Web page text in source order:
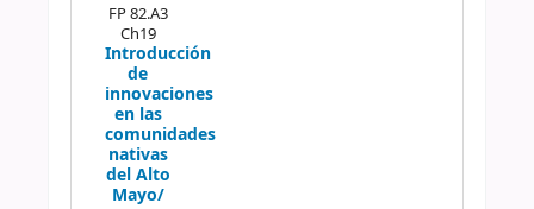
FP 82.A3
Ch19
Introducción
de
innovaciones
en las
comunidades
nativas
del Alto
Mayo/